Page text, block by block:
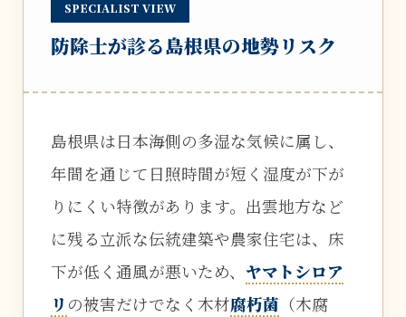
SPECIALIST VIEW
防除士が診る島根県の地勢リスク
島根県は日本海側の多湿な気候に属し、
年間を通じて日照時間が短く湿度が下が
りにくい特徴があります。出雲地方など
に残る立派な伝統建築や農家住宅は、床
下が低く通風が悪いため、 ヤマトシロア
リ の被害だけでなく木材腐朽菌 （木腐